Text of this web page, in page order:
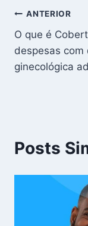
de
Post
ANTERIOR
O que é
despesas com
ginecológica
Posts